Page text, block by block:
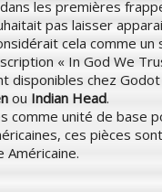
les premières
pas laisser
cela comme un
« In God We
disponibles chez Godot
ou Indian Head.
comme unité de base
ces pièces
Américaine.